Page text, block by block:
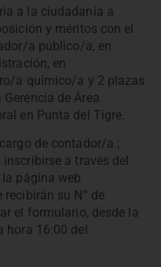
a la ciudadanía a
y méritos con el
a público/a, en
en
a químico/a y 2 plazas
de Área
en Punta del Tigre.
de contador/a ;
a través del
página web
su N° de
el formulario, desde la
hora 16:00 del